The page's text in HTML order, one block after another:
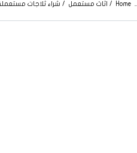
Home
/ اثاث مستعمل / شراء ثلاجات